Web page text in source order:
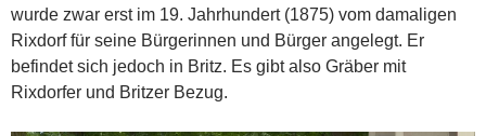
wurde zwar erst im 19. Jahrhundert (1875) vom damaligen
Rixdorf für seine Bürgerinnen und Bürger angelegt. Er
befindet sich jedoch in Britz. Es gibt also Gräber mit
Rixdorfer und Britzer Bezug.